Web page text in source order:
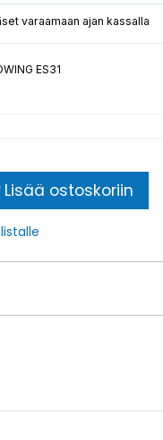
varaamaan ajan kassalla
ES31
Lisää ostoskoriin